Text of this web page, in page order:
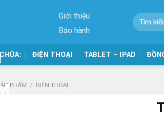
Giới thiệu
Bảo hành
Tìm
kiếm:
ĐIỆN THOẠI TABLET – IPAD
PHẨM / ĐIỆN THOẠI